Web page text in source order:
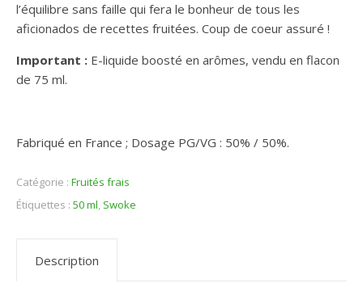
l’équilibre sans faille qui fera le bonheur de tous les
aficionados de recettes fruitées. Coup de coeur assuré !
Important : E-liquide boosté en arômes, vendu en flacon
de 75 ml.
Fabriqué en France ; Dosage PG/VG : 50% / 50%.
Catégorie : Fruités frais
Étiquettes : 50 ml, Swoke
Description